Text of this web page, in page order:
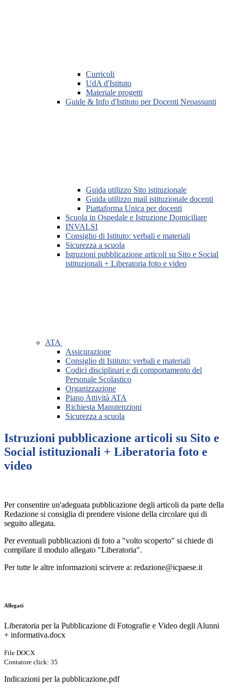
Curricoli
UdA d'Istituto
Materiale progetti
Guide & Info d'Istituto per Docenti Neoassunti
Guida utilizzo Sito istituzionale
Guida utilizzo mail istituzionale docenti
Piattaforma Unica per docenti
Scuola in Ospedale e Istruzione Domiciliare
INVALSI
Consiglio di Istituto: verbali e materiali
Sicurezza a scuola
Istruzioni pubblicazione articoli su Sito e Social
istituzionali + Liberatoria foto e video
ATA
Assicurazione
Consiglio di Istituto: verbali e materiali
Codici disciplinari e di comportamento del
Personale Scolastico
Organizzazione
Piano Attività ATA
Richiesta Manutenzioni
Sicurezza a scuola
Istruzioni pubblicazione articoli su Sito e
Social istituzionali + Liberatoria foto e
video
Per consentire un'adeguata pubblicazione degli articoli da parte della
Redazione si consiglia di prendere visione della circolare qui di
seguito allegata.
Per eventuali pubblicazioni di foto a "volto scoperto" si chiede di
compilare il modulo allegato "Liberatoria".
Per tutte le altre informazioni scirvere a: redazione@icpaese.it
Allegati
Liberatoria per la Pubblicazione di Fotografie e Video degli Alunni
+ informativa.docx
File DOCX
Contatore click: 35
Indicazioni per la pubblicazione.pdf